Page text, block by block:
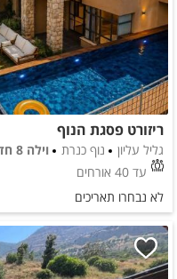
ריזורט פסגת הנוף
גליל עליון נוף כנרת
וילה 8 חדרים
עד 40 אורחים
לא נבחרו תאריכים